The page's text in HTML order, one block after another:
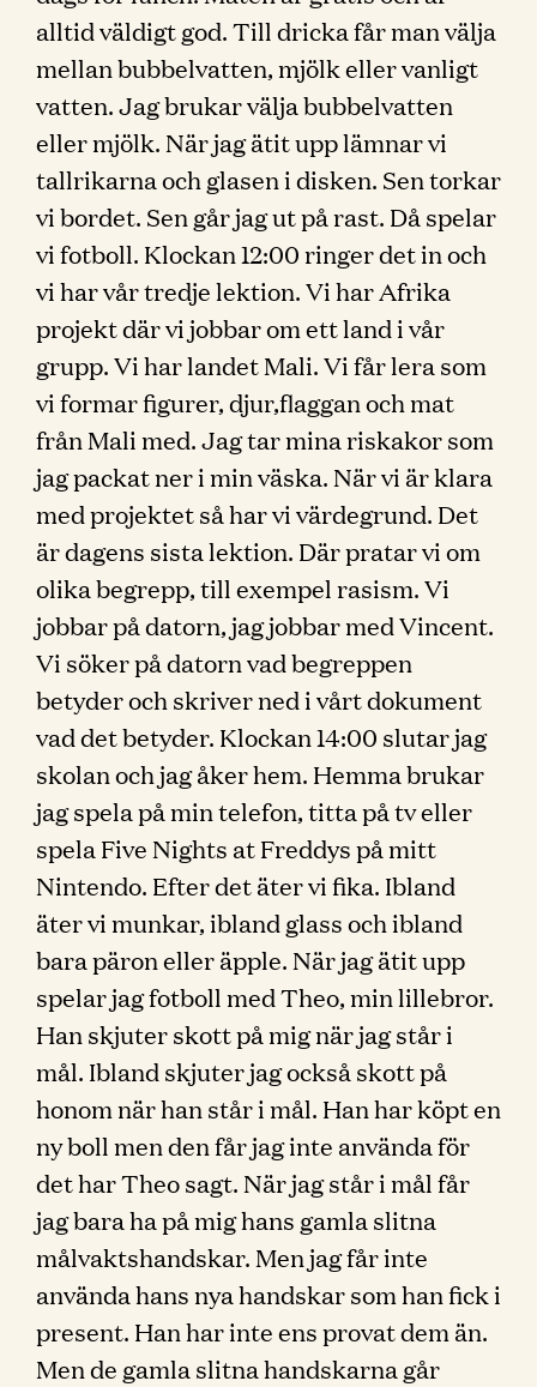
alltid väldigt god. Till dricka får man välja
mellan bubbelvatten, mjölk eller vanligt
vatten. Jag brukar välja bubbelvatten
eller mjölk. När jag ätit upp lämnar vi
tallrikarna och glasen i disken. Sen torkar
vi bordet. Sen går jag ut på rast. Då spelar
vi fotboll. Klockan 12:00 ringer det in och
vi har vår tredje lektion. Vi har Afrika
projekt där vi jobbar om ett land i vår
grupp. Vi har landet Mali. Vi får lera som
vi formar figurer, djur,flaggan och mat
från Mali med. Jag tar mina riskakor som
jag packat ner i min väska. När vi är klara
med projektet så har vi värdegrund. Det
är dagens sista lektion. Där pratar vi om
olika begrepp, till exempel rasism. Vi
jobbar på datorn, jag jobbar med Vincent.
Vi söker på datorn vad begreppen
betyder och skriver ned i vårt dokument
vad det betyder. Klockan 14:00 slutar jag
skolan och jag åker hem. Hemma brukar
jag spela på min telefon, titta på tv eller
spela Five Nights at Freddys på mitt
Nintendo. Efter det äter vi fika. Ibland
äter vi munkar, ibland glass och ibland
bara päron eller äpple. När jag ätit upp
spelar jag fotboll med Theo, min lillebror.
Han skjuter skott på mig när jag står i
mål. Ibland skjuter jag också skott på
honom när han står i mål. Han har köpt en
ny boll men den får jag inte använda för
det har Theo sagt. När jag står i mål får
jag bara ha på mig hans gamla slitna
målvaktshandskar. Men jag får inte
använda hans nya handskar som han fick i
present. Han har inte ens provat dem än.
Men de gamla slitna handskarna går